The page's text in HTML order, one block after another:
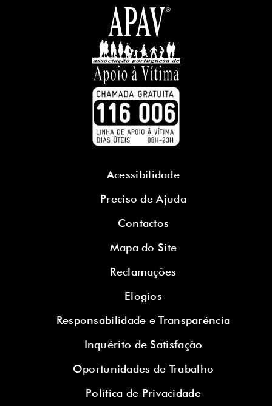
Acessibilidade
Preciso de Ajuda
Contactos
Mapa do Site
Reclamações
Elogios
Responsabilidade e Transparência
Inquérito de Satisfação
Oportunidades de Trabalho
Política de Privacidade